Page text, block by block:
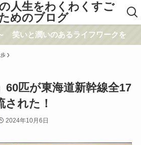
人生をわくわくすご
めのブログ
笑いと潤いのあるライフワークを
60匹が東海道新幹線全17
された！
2024年10月6日